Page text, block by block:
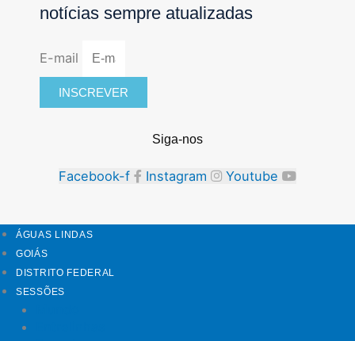
notícias sempre atualizadas
E-mail
INSCREVER
Siga-nos
Facebook-f Instagram Youtube
ÁGUAS LINDAS
GOIÁS
DISTRITO FEDERAL
SESSÕES